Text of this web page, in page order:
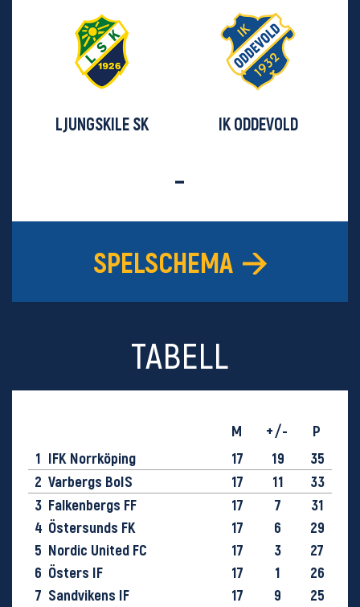
LJUNGSKILE SK IK ODDEVOLD
-
SPELSCHEMA
TABELL
M +/-
P
1 IFK Norrköping 17 19
35
2 Varbergs BoIS 17 11
33
3 Falkenbergs FF 17 7
31
4 Östersunds FK 17 6
29
5 Nordic United FC 17 3
27
6 Östers IF 17 1
26
7 Sandvikens IF 17 9
25